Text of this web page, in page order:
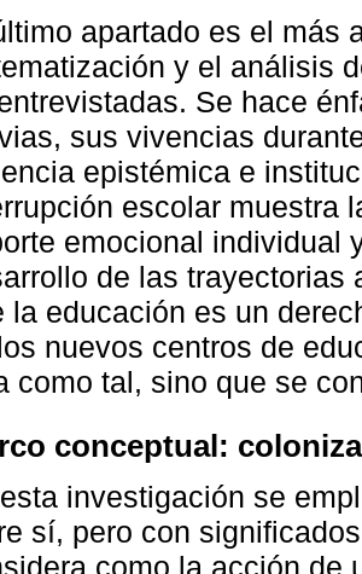
apartado es el más
y el análisis
Se hace
sus vivencias
epistémica e
escolar muestra
emocional individual
de las trayectorias
la educación es un
nuevos centros de
como tal, sino que se
conceptual:
investigación se
sí, pero con